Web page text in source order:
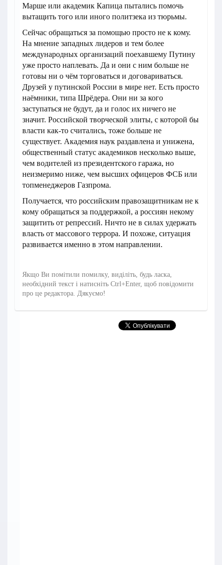
Марше или академик Капица пытались помочь
вытащить того или иного политзека из тюрьмы.
Сейчас обращаться за помощью просто не к кому.
На мнение западных лидеров и тем более
международных организаций поехавшему Путину
уже просто наплевать. Да и они с ним больше не
готовы ни о чём торговаться и договариваться.
Друзей у путинской России в мире нет. Есть просто
наёмники, типа Шрёдера. Они ни за кого
заступаться не будут, да и голос их ничего не
значит. Российской творческой элиты, с которой бы
власти как-то считались, тоже больше не
существует. Академия наук раздавлена и унижена,
общественный статус академиков несколько выше,
чем водителей из президентского гаража, но
неизмеримо ниже, чем высших офицеров ФСБ или
топменеджеров Газпрома.
Получается, что российским правозащитникам не к
кому обращаться за поддержкой, а россиян некому
защитить от репрессий. Ничто не в силах удержать
власть от массового террора. И похоже, ситуация
развивается именно в этом направлении.
Якщо Ви помітили помилку, виділіть, будь ласка,
необхідний текст і натисніть Ctrl+Enter, щоб повідомити
про це редактора. Дякуємо!